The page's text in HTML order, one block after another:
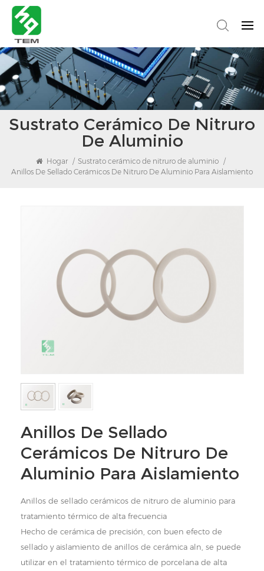
Sustrato Cerámico De Nitruro
De Aluminio
Hogar / Sustrato cerámico de nitruro de aluminio
/
Anillos De Sellado Cerámicos De Nitruro De Aluminio Para Aislamiento
Anillos De Sellado
Cerámicos De Nitruro De
Aluminio Para Aislamiento
Anillos de sellado cerámicos de nitruro de aluminio para
tratamiento térmico de alta frecuencia
Hecho de cerámica de precisión, con buen efecto de
sellado y aislamiento de anillos de cerámica aln, se puede
utilizar en el tratamiento térmico de porcelana de alta